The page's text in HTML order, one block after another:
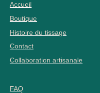
Accueil
Boutique
Histoire du tissage
Contact
Collaboration artisanale
FAQ